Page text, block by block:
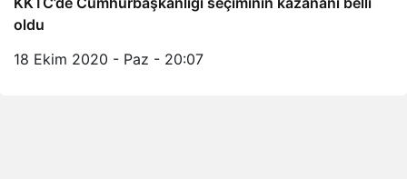
oldu
18 Ekim 2020 - Paz - 20:07